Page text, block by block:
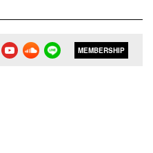
อกจากหัวหน้าพรรคเพื่อให้
MEMBERSHIP